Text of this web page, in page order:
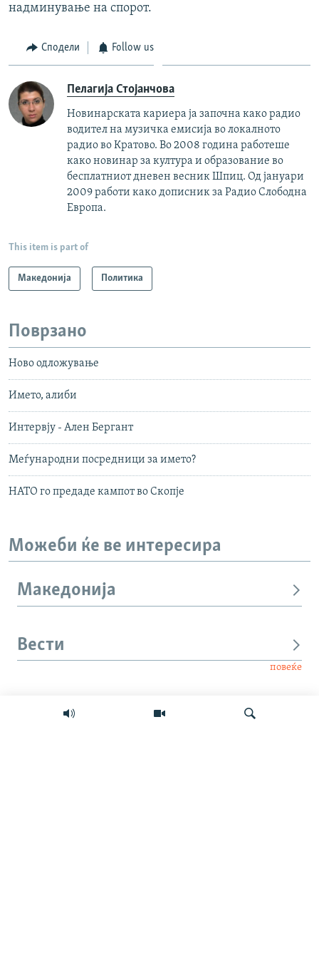
надминување на спорот.
Сподели Follow us
Пелагија Стојанчова
Новинарската кариера ја започна како радио
водител на музичка емисија во локалното
радио во Кратово. Во 2008 година работеше
како новинар за култура и образование во
бесплатниот дневен весник Шпиц. Од јануари
2009 работи како дописник за Радио Слободна
Европа.
This item is part of
Македонија Политика
Поврзано
Ново одложување
Името, алиби
Интервју - Ален Бергант
Меѓународни посредници за името?
НАТО го предаде кампот во Скопје
Можеби ќе ве интересира
Македонија
Вести
повеќе
Интервју